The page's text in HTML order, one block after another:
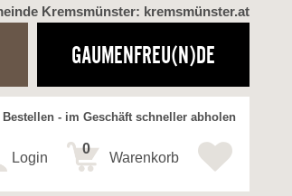
Kremsmünster: kremsmünster.at
GAUMENFREU(N)DE
- im Geschäft schneller abholen
Login Warenkorb
0